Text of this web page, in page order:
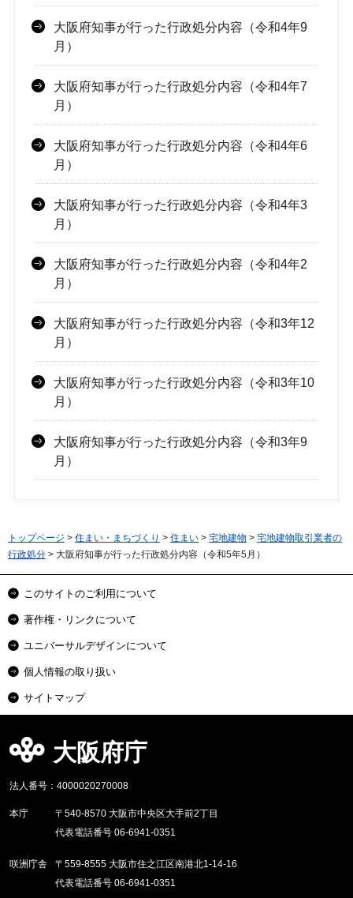
大阪府知事が行った行政処分内容（令和4年9
月）
大阪府知事が行った行政処分内容（令和4年7
月）
大阪府知事が行った行政処分内容（令和4年6
月）
大阪府知事が行った行政処分内容（令和4年3
月）
大阪府知事が行った行政処分内容（令和4年2
月）
大阪府知事が行った行政処分内容（令和3年12
月）
大阪府知事が行った行政処分内容（令和3年10
月）
大阪府知事が行った行政処分内容（令和3年9
月）
トップページ > 住まい・まちづくり > 住まい > 宅地建物 > 宅地建物取引業者の
行政処分 > 大阪府知事が行った行政処分内容（令和5年5月）
このサイトのご利用について
著作権・リンクについて
ユニバーサルデザインについて
個人情報の取り扱い
サイトマップ
大阪府庁
法人番号：4000020270008
本庁
〒540-8570 大阪市中央区大手前2丁目
代表電話番号 06-6941-0351
咲洲庁舎
〒559-8555 大阪市住之江区南港北1-14-16
代表電話番号 06-6941-0351